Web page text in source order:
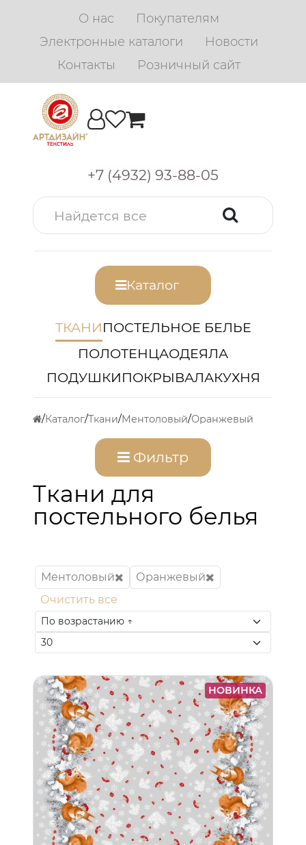
О нас
Покупателям
Электронные каталоги
Новости
Контакты
Розничный сайт
+7 (4932) 93-88-05
Каталог
ТКАНИПОСТЕЛЬНОЕ БЕЛЬЕ
ПОЛОТЕНЦАОДЕЯЛА
ПОДУШКИПОКРЫВАЛАКУХНЯ
Каталог Ткани Ментоловый Оранжевый
Фильтр
Ткани для
постельного белья
Ментоловый
Оранжевый
Очистить все
НОВИНКА